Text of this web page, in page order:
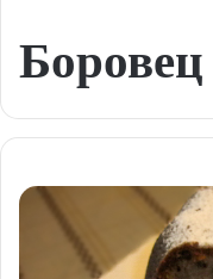
Боровец